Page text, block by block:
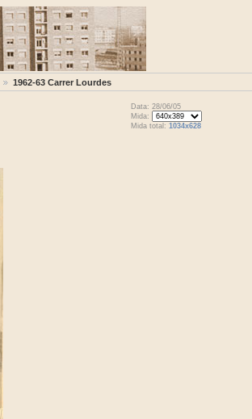
1962-63 Carrer Lourdes
Data: 28/06/05
Mida:
Mida total: 1034x628